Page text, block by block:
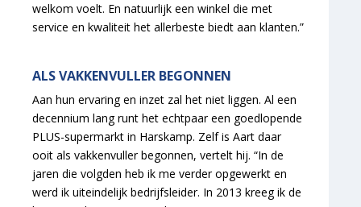
welkom voelt. En natuurlijk een winkel die met
service en kwaliteit het allerbeste biedt aan klanten.”
ALS VAKKENVULLER BEGONNEN
Aan hun ervaring en inzet zal het niet liggen. Al een
decennium lang runt het echtpaar een goedlopende
PLUS-supermarkt in Harskamp. Zelf is Aart daar
ooit als vakkenvuller begonnen, vertelt hij. “In de
jaren die volgden heb ik me verder opgewerkt en
werd ik uiteindelijk bedrijfsleider. In 2013 kreeg ik de